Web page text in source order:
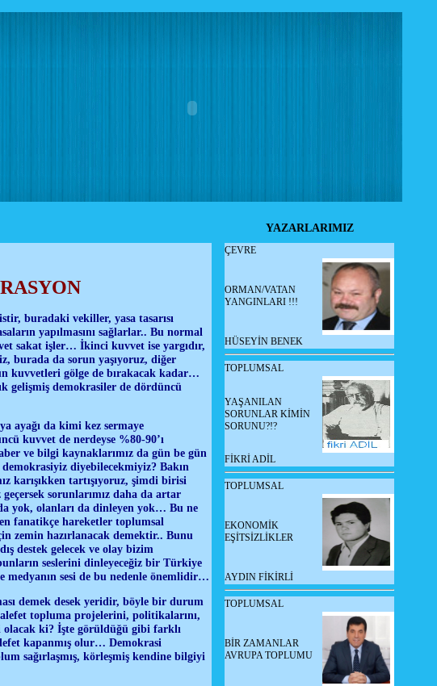
YAZARLARIMIZ
buradaki vekiller, yasa tasarısı
yapılmasını sağlarlar.. Bu normal
sakat işler… İkinci kuvvet ise yargıdır,
burada da sorun yaşıyoruz, diğer
kuvvetleri gölge de bırakacak kadar…
gelişmiş demokrasiler de dördüncü
ayağı da kimi kez sermaye
kuvvet de nerdeyse %80-90’ı
ve bilgi kaynaklarımız da gün be gün
diyebilecekmiyiz? Bakın
karışıkken tartışıyoruz, şimdi birisi
sorunlarımız daha da artar
yok, olanları da dinleyen yok… Bu ne
fanatikçe hareketler toplumsal
zemin hazırlanacak demektir.. Bunu
destek gelecek ve olay bizim
seslerini dinleyeceğiz bir Türkiye
medyanın sesi de bu nedenle önemlidir…
demek desek yeridir, böyle bir durum
topluma projelerini, politikalarını,
ki? İşte görüldüğü gibi farklı
kapanmış olur… Demokrasi
sağırlaşmış, körleşmiş kendine bilgiyi
ÇEVRE
ORMAN/VATAN
YANGINLARI !!!
HÜSEYİN BENEK
TOPLUMSAL
YAŞANILAN
SORUNLAR KİMİN
SORUNU?!?
FİKRİ ADİL
TOPLUMSAL
EKONOMİK
EŞİTSİZLİKLER
AYDIN FİKİRLİ
TOPLUMSAL
BİR ZAMANLAR
AVRUPA TOPLUMU